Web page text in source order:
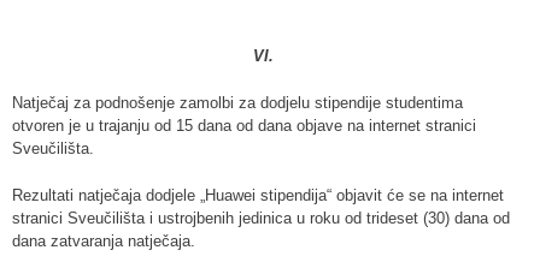
VI.
Natječaj za podnošenje zamolbi za dodjelu stipendije studentima
otvoren je u trajanju od 15 dana od dana objave na internet stranici
Sveučilišta.
Rezultati natječaja dodjele „Huawei stipendija“ objavit će se na internet
stranici Sveučilišta i ustrojbenih jedinica u roku od trideset (30) dana od
dana zatvaranja natječaja.